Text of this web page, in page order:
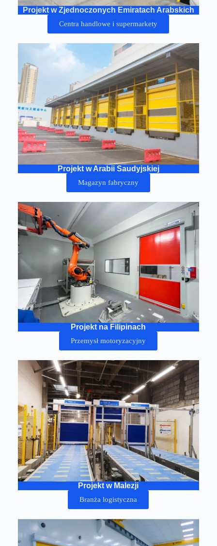
Projekt w Zjednoczonych Emiratach Arabskich
Centra handlowe i supermarkety
Projekt w Arabii Saudyjskiej
Magazyn fabryczny
Projekt na Filipinach
Przemysł motoryzacyjny
Projekt w Malezji
Branża logistyczna